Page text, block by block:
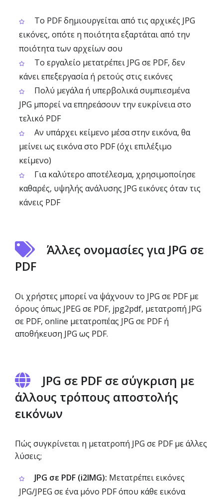
Το PDF δημιουργείται από τις αρχικές JPG
εικόνες, οπότε η ποιότητα εξαρτάται από την
ποιότητα των αρχείων σου
Το εργαλείο μετατρέπει JPG σε PDF, δεν
κάνει επεξεργασία ή ρετούς στις εικόνες
Πολύ μεγάλα ή υπερβολικά συμπιεσμένα
JPG μπορεί να επηρεάσουν την ευκρίνεια στο
τελικό PDF
Αν υπάρχει κείμενο μέσα στην εικόνα, θα
μείνει ως εικόνα στο PDF (όχι επιλέξιμο
κείμενο)
Για καλύτερο αποτέλεσμα, χρησιμοποίησε
καθαρές, υψηλής ανάλυσης JPG εικόνες όταν τις
κάνεις PDF
Άλλες ονομασίες για JPG σε
PDF
Οι χρήστες μπορεί να ψάχνουν το JPG σε PDF με
όρους όπως JPEG σε PDF, jpg2pdf, μετατροπή JPG
σε PDF, online μετατροπέας JPG σε PDF ή
αποθήκευση JPG ως PDF.
JPG σε PDF σε σύγκριση με
άλλους τρόπους αποστολής
εικόνων
Πώς συγκρίνεται η μετατροπή JPG σε PDF με άλλες
λύσεις;
JPG σε PDF (i2IMG): Μετατρέπει εικόνες
JPG/JPEG σε ένα μόνο PDF όπου κάθε εικόνα